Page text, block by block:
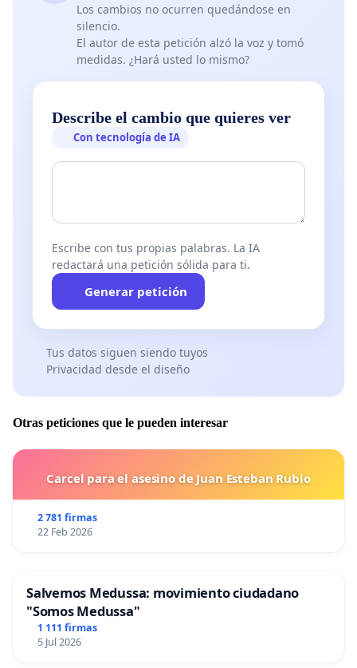
Los cambios no ocurren quedándose en
silencio.
El autor de esta petición alzó la voz y tomó
medidas. ¿Hará usted lo mismo?
Describe el cambio que quieres ver
Con tecnología de IA
Escribe con tus propias palabras. La IA
redactará una petición sólida para ti.
Generar petición
Tus datos siguen siendo tuyos
Privacidad desde el diseño
Otras peticiones que le pueden interesar
Carcel para el asesino de Juan Esteban Rubio
2 781 firmas
22 Feb 2026
Salvemos Medussa: movimiento ciudadano
"Somos Medussa"
1 111 firmas
5 Jul 2026